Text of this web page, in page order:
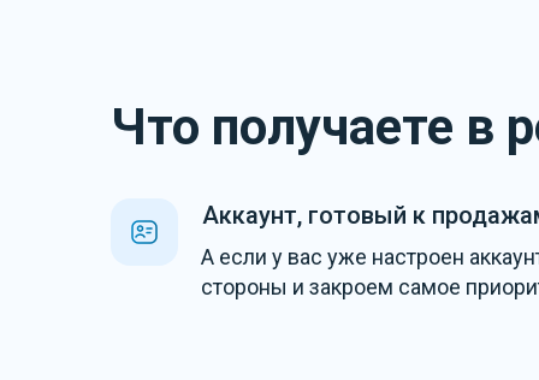
Что получаете в
Аккаунт, готовый к
А если у вас уже настроен
стороны и закроем самое